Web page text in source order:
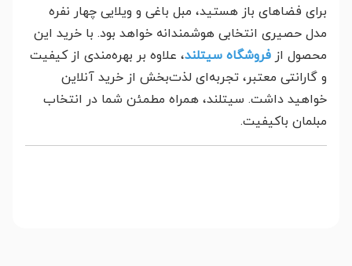
برای فضاهای باز هستید، مبل باغی و ویلایی چهار نفره
مدل حصیری انتخابی هوشمندانه خواهد بود. با خرید این
محصول از فروشگاه سیتلند، علاوه بر بهره‌مندی از کیفیت
و گارانتی معتبر، تجربه‌ای لذت‌بخش از خرید آنلاین
خواهید داشت. سیتلند، همراه مطمئن شما در انتخاب
مبلمان باکیفیت.